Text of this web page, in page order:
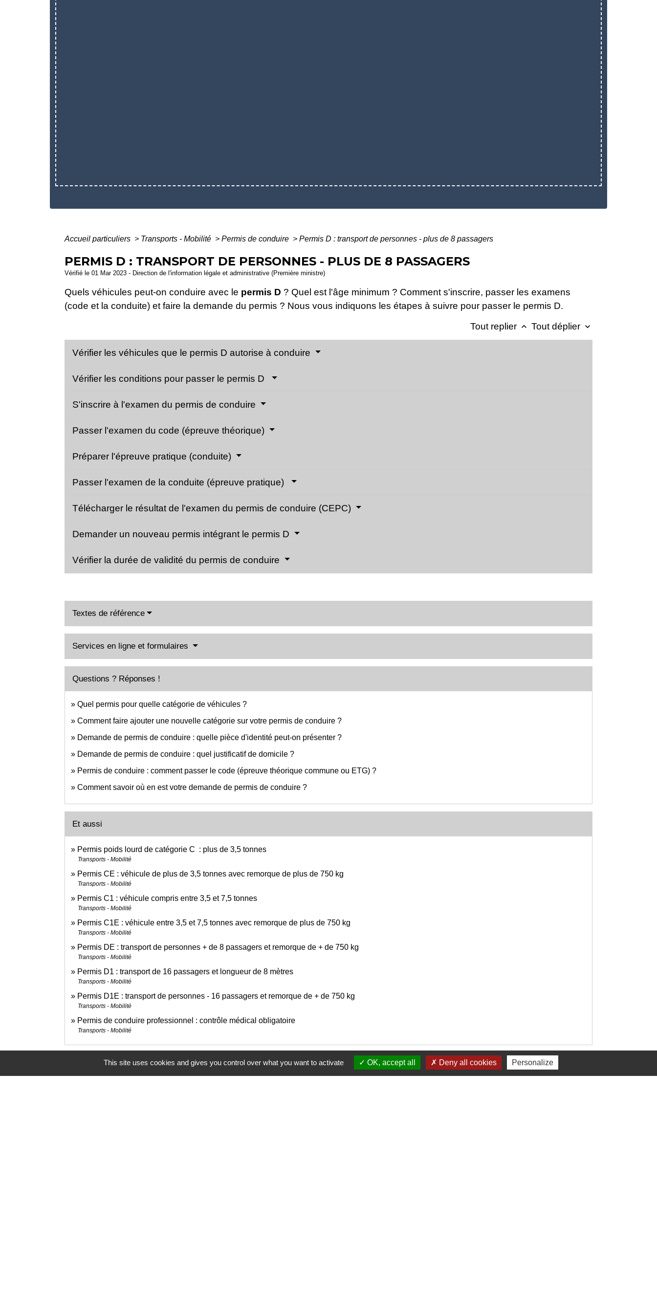
Accueil particuliers > Transports - Mobilité > Permis de conduire > Permis D : transport de personnes - plus de 8 passagers
PERMIS D : TRANSPORT DE PERSONNES - PLUS DE 8 PASSAGERS
Vérifié le 01 Mar 2023 - Direction de l'information légale et administrative (Première ministre)
Quels véhicules peut-on conduire avec le permis D ? Quel est l'âge minimum ? Comment s'inscrire, passer les examens
(code et la conduite) et faire la demande du permis ? Nous vous indiquons les étapes à suivre pour passer le permis D.
Tout replier keyboard_arrow_up Tout déplier keyboard_arrow_down
Vérifier les véhicules que le permis D autorise à conduire
Vérifier les conditions pour passer le permis D
S'inscrire à l'examen du permis de conduire
Passer l'examen du code (épreuve théorique)
Préparer l'épreuve pratique (conduite)
Passer l'examen de la conduite (épreuve pratique)
Télécharger le résultat de l'examen du permis de conduire (CEPC)
Demander un nouveau permis intégrant le permis D
Vérifier la durée de validité du permis de conduire
Textes de référence
Services en ligne et formulaires
Questions ? Réponses !
Quel permis pour quelle catégorie de véhicules ?
Comment faire ajouter une nouvelle catégorie sur votre permis de conduire ?
Demande de permis de conduire : quelle pièce d'identité peut-on présenter ?
Demande de permis de conduire : quel justificatif de domicile ?
Permis de conduire : comment passer le code (épreuve théorique commune ou ETG) ?
Comment savoir où en est votre demande de permis de conduire ?
Et aussi
Permis poids lourd de catégorie C : plus de 3,5 tonnes
Transports - Mobilité
Permis CE : véhicule de plus de 3,5 tonnes avec remorque de plus de 750 kg
Transports - Mobilité
Permis C1 : véhicule compris entre 3,5 et 7,5 tonnes
Transports - Mobilité
Permis C1E : véhicule entre 3,5 et 7,5 tonnes avec remorque de plus de 750 kg
Transports - Mobilité
Permis DE : transport de personnes + de 8 passagers et remorque de + de 750 kg
Transports - Mobilité
Permis D1 : transport de 16 passagers et longueur de 8 mètres
Transports - Mobilité
Permis D1E : transport de personnes - 16 passagers et remorque de + de 750 kg
Transports - Mobilité
Permis de conduire professionnel : contrôle médical obligatoire
Transports - Mobilité
Pour en savoir plus
This site uses cookies and gives you control over what you want to activate OK, accept all Deny all cookies Personalize